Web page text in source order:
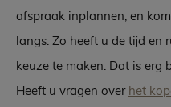
afspraak inplannen, en
langs. Zo heeft u de tijd en
keuze te maken. Dat is erg
Heeft u vragen over het